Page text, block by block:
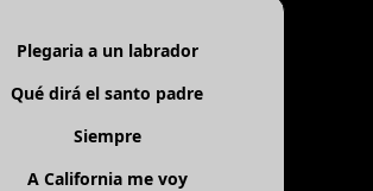
Plegaria a un labrador
Qué dirá el santo padre
Siempre
A California me voy